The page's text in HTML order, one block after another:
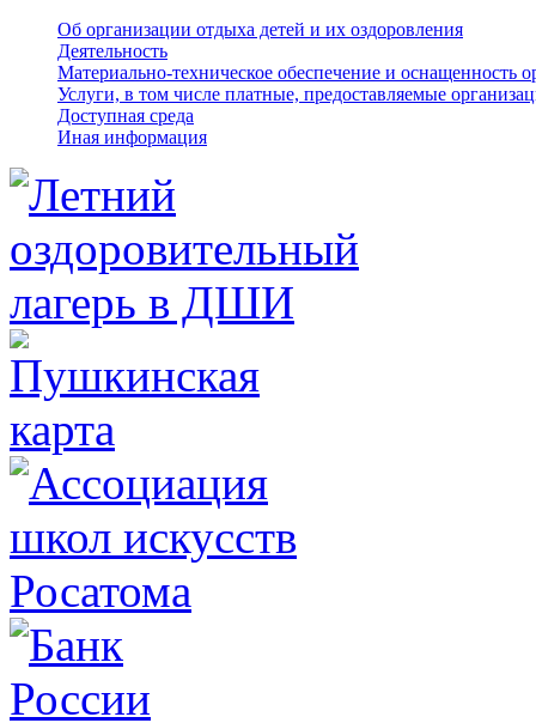
Об организации отдыха детей и их оздоровления
Деятельность
Материально-техническое обеспечение и оснащенность
Услуги, в том числе платные, предоставляемые
Доступная среда
Иная информация